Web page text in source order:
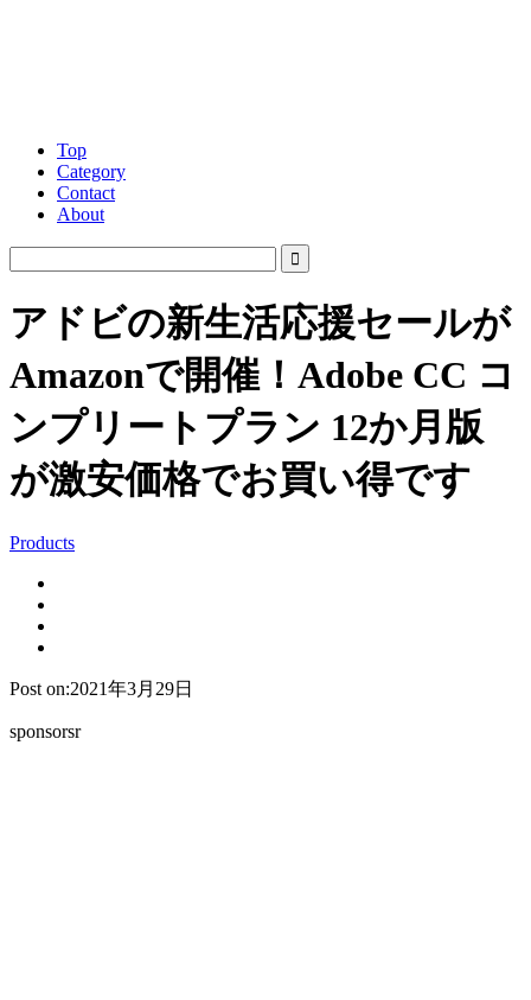
Top
Category
Contact
About
アドビの新生活応援セールが
Amazonで開催！Adobe CC コ
ンプリートプラン 12か月版
が激安価格でお買い得です
Products
Post on:2021年3月29日
sponsorsr